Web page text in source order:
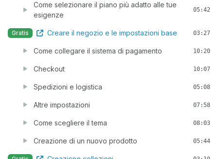
Come selezionare il piano più adatto alle tue
esigenze
05:42
Gratis Creare il negozio e le impostazioni base 03:27
Come collegare il sistema di pagamento 10:20
Checkout 10:07
Spedizioni e logistica 05:08
Altre impostazioni 07:58
Come scegliere il tema 08:03
Creazione di un nuovo prodotto 05:44